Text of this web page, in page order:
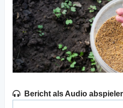
Bericht als Audio